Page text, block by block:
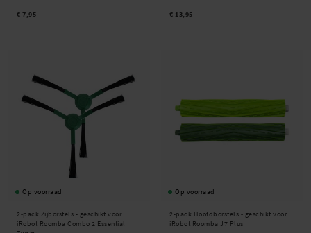
€ 7,95 € 13,95
Op voorraad
2-pack Zijborstels - geschikt voor
iRobot Roomba Combo 2 Essential
Op voorraad
2-pack Hoofdborstels - geschikt voor
iRobot Roomba J7 Plus